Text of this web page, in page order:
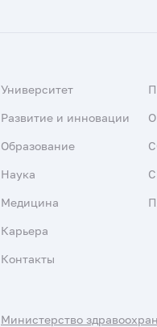
Университет
Развитие и инновации
Образование
Наука
Медицина
Карьера
Контакты
Министерство